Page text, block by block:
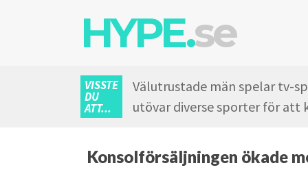
HYPE.se
VISSTE
DU
ATT...
Välutrustade män spelar tv-
utövar diverse sporter för att
Konsolförsäljningen ökade